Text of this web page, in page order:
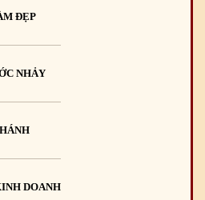
ĐẸP
NHẢY
DOANH